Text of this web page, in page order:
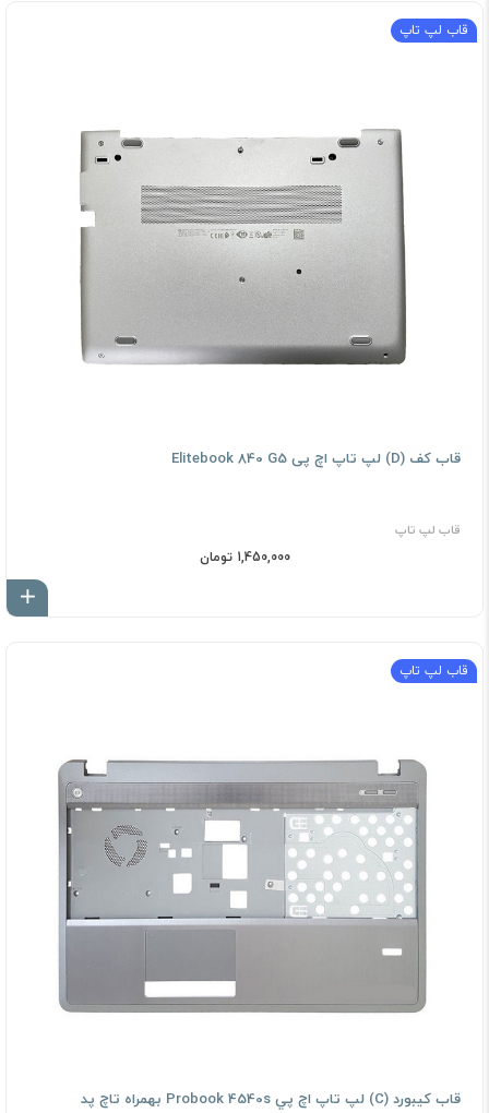
قاب لپ تاپ
قاب کف (D) لپ تاپ اچ پی Elitebook 840 G5
قاب لپ تاپ
1,450,000 تومان
قاب لپ تاپ
قاب کيبورد (C) لپ تاپ اچ پي Probook 4540s بهمراه تاچ پد